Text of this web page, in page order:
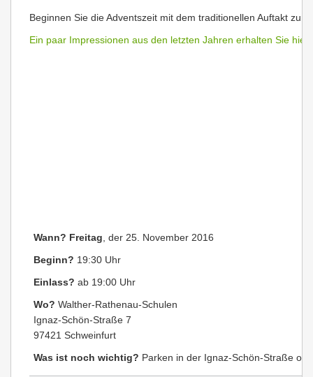
Beginnen Sie die Adventszeit mit dem traditionellen Auftakt
Ein paar Impressionen aus den letzten Jahren erhalten Sie
Wann? Freitag , der 25. November 2016
Beginn? 19:30 Uhr
Einlass? ab 19:00 Uhr
Wo? Walther-Rathenau-Schulen
Ignaz-Schön-Straße 7
97421 Schweinfurt
Was ist noch wichtig? Parken in der Ignaz-Schön-Straße